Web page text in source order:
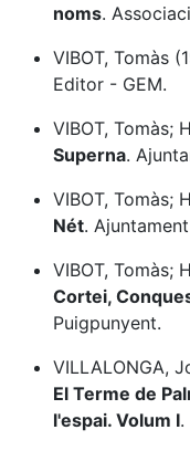
noms.
VIBOT, Tomàs
Editor - GEM.
VIBOT, Tomàs;
Superna.
VIBOT, Tomàs;
Nét.
VIBOT, Tomàs;
Cortei,
Puigpunyent.
VILLALONGA,
El Terme de
l'espai. Volum I.